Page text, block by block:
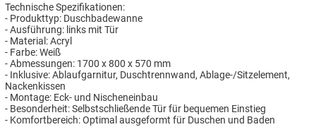
Technische Spezifikationen:
- Produkttyp: Duschbadewanne
- Ausführung: links mit Tür
- Material: Acryl
- Farbe: Weiß
- Abmessungen: 1700 x 800 x 570 mm
- Inklusive: Ablaufgarnitur, Duschtrennwand, Ablage-/Sitzelement,
Nackenkissen
- Montage: Eck- und Nischeneinbau
- Besonderheit: Selbstschließende Tür für bequemen Einstieg
- Komfortbereich: Optimal ausgeformt für Duschen und Baden